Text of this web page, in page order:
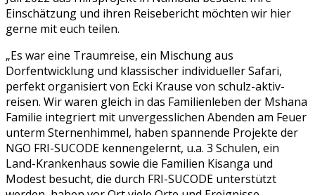
Einschätzung und ihren Reisebericht möchten wir hier
gerne mit euch teilen.
„Es war eine Traumreise, ein Mischung aus
Dorfentwicklung und klassischer individueller Safari,
perfekt organisiert von Ecki Krause von schulz-aktiv-
reisen. Wir waren gleich in das Familienleben der Mshana
Familie integriert mit unvergesslichen Abenden am Feuer
unterm Sternenhimmel, haben spannende Projekte der
NGO FRI-SUCODE kennengelernt, u.a. 3 Schulen, ein
Land-Krankenhaus sowie die Familien Kisanga und
Modest besucht, die durch FRI-SUCODE unterstützt